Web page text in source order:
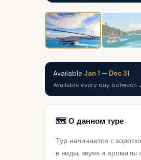
Available Jan 1 — Dec 31
Available every day between
🗺️ О данном туре
Тур начинается с
в виды, звуки и ароматы